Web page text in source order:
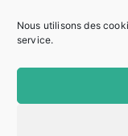
Nous utilisons des
service.